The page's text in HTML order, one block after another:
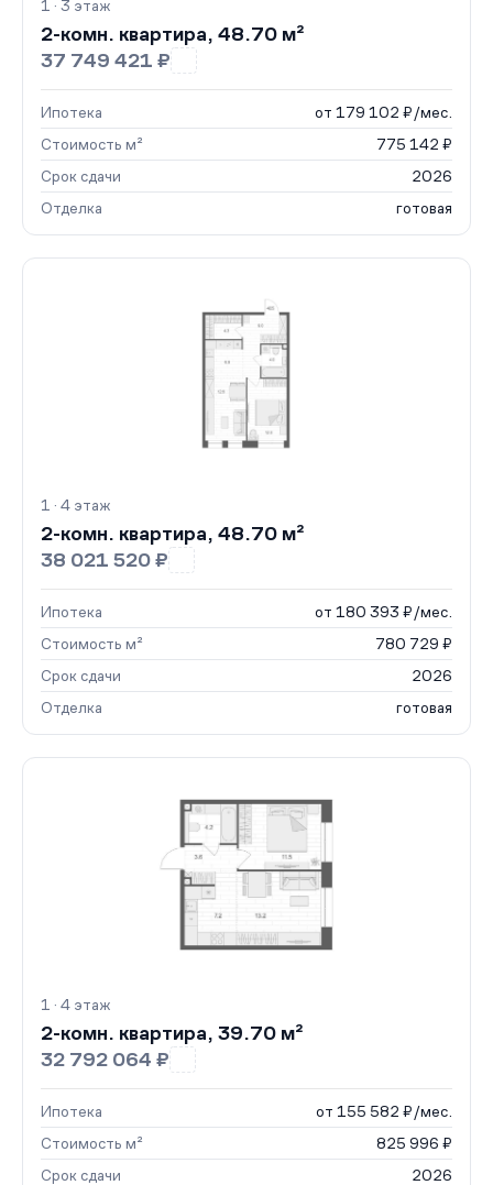
1 · 3 этаж
2-комн. квартира, 48.70 м²
37 749 421 ₽
Ипотека
от 179 102 ₽/мес.
Стоимость м²
775 142 ₽
Срок сдачи
2026
Отделка
готовая
1 · 4 этаж
2-комн. квартира, 48.70 м²
38 021 520 ₽
Ипотека
от 180 393 ₽/мес.
Стоимость м²
780 729 ₽
Срок сдачи
2026
Отделка
готовая
1 · 4 этаж
2-комн. квартира, 39.70 м²
32 792 064 ₽
Ипотека
от 155 582 ₽/мес.
Стоимость м²
825 996 ₽
Срок сдачи
2026